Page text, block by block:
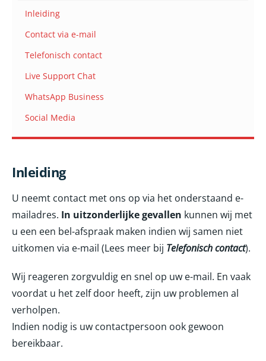
Inleiding
Contact via e-mail
Telefonisch contact
Live Support Chat
WhatsApp Business
Social Media
Inleiding
U neemt contact met ons op via het onderstaand e-
mailadres. In uitzonderlijke gevallen kunnen wij met
u een een bel-afspraak maken indien wij samen niet
uitkomen via e-mail (Lees meer bij Telefonisch contact).
Wij reageren zorgvuldig en snel op uw e-mail. En vaak
voordat u het zelf door heeft, zijn uw problemen al
verholpen.
Indien nodig is uw contactpersoon ook gewoon
bereikbaar.